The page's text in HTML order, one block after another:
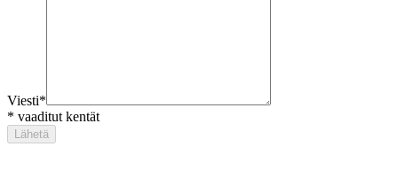
Viesti*
* vaaditut kentät